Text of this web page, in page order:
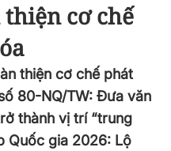
cơ chế
thiện cơ chế phát
80-NQ/TW: Đưa văn
thành vị trí “trung
Quốc gia 2026: Lộ